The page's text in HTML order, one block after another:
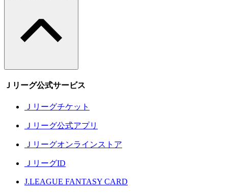
Ｊリーグ公式サービス
Ｊリーグチケット
Ｊリーグ公式アプリ
Ｊリーグオンラインストア
ＪリーグID
J.LEAGUE FANTASY CARD